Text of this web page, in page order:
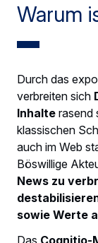
Warum
Durch das
verbreiten sich
Inhalte rasend
klassischen
auch im Web
Böswillige
News zu
sowie Werte
Das Cognitio-